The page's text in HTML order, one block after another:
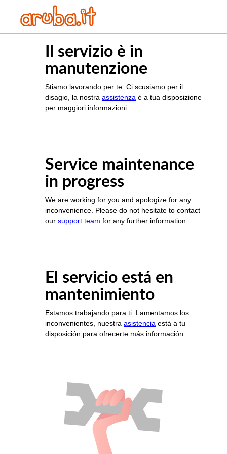
Il servizio è in
manutenzione
Stiamo lavorando per te. Ci scusiamo per il
disagio, la nostra assistenza è a tua disposizione
per maggiori informazioni
Service maintenance
in progress
We are working for you and apologize for any
inconvenience. Please do not hesitate to contact
our support team for any further information
El servicio está en
mantenimiento
Estamos trabajando para ti. Lamentamos los
inconvenientes, nuestra asistencia está a tu
disposición para ofrecerte más información